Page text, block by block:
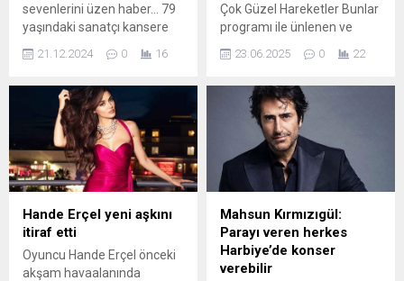
sevenlerini üzen haber... 79
yaşındaki sanatçı kansere
21.12.2024 0 16
Çok Güzel Hareketler Bunlar
programı ile ünlenen ve
kendisine yer bulamayan
medya hesabından İBB
Başkanı Ekrem
İmamoğlu'na yönelik yaptığı
tepki çeken paylaşımlarının
ardından iş buldu. Yıldız'ın
TRT'nin "Mehmed: Fetihler
Sultanı" dizisinin kadrosuna
dahil edildiği öğrenildi.
23.06.2025 0 22
Hande Erçel yeni aşkını
itiraf etti
Oyuncu Hande Erçel önceki
akşam havaalanında
Mahsun Kırmızıgül:
Parayı veren herkes
Harbiye’de konser
verebilir